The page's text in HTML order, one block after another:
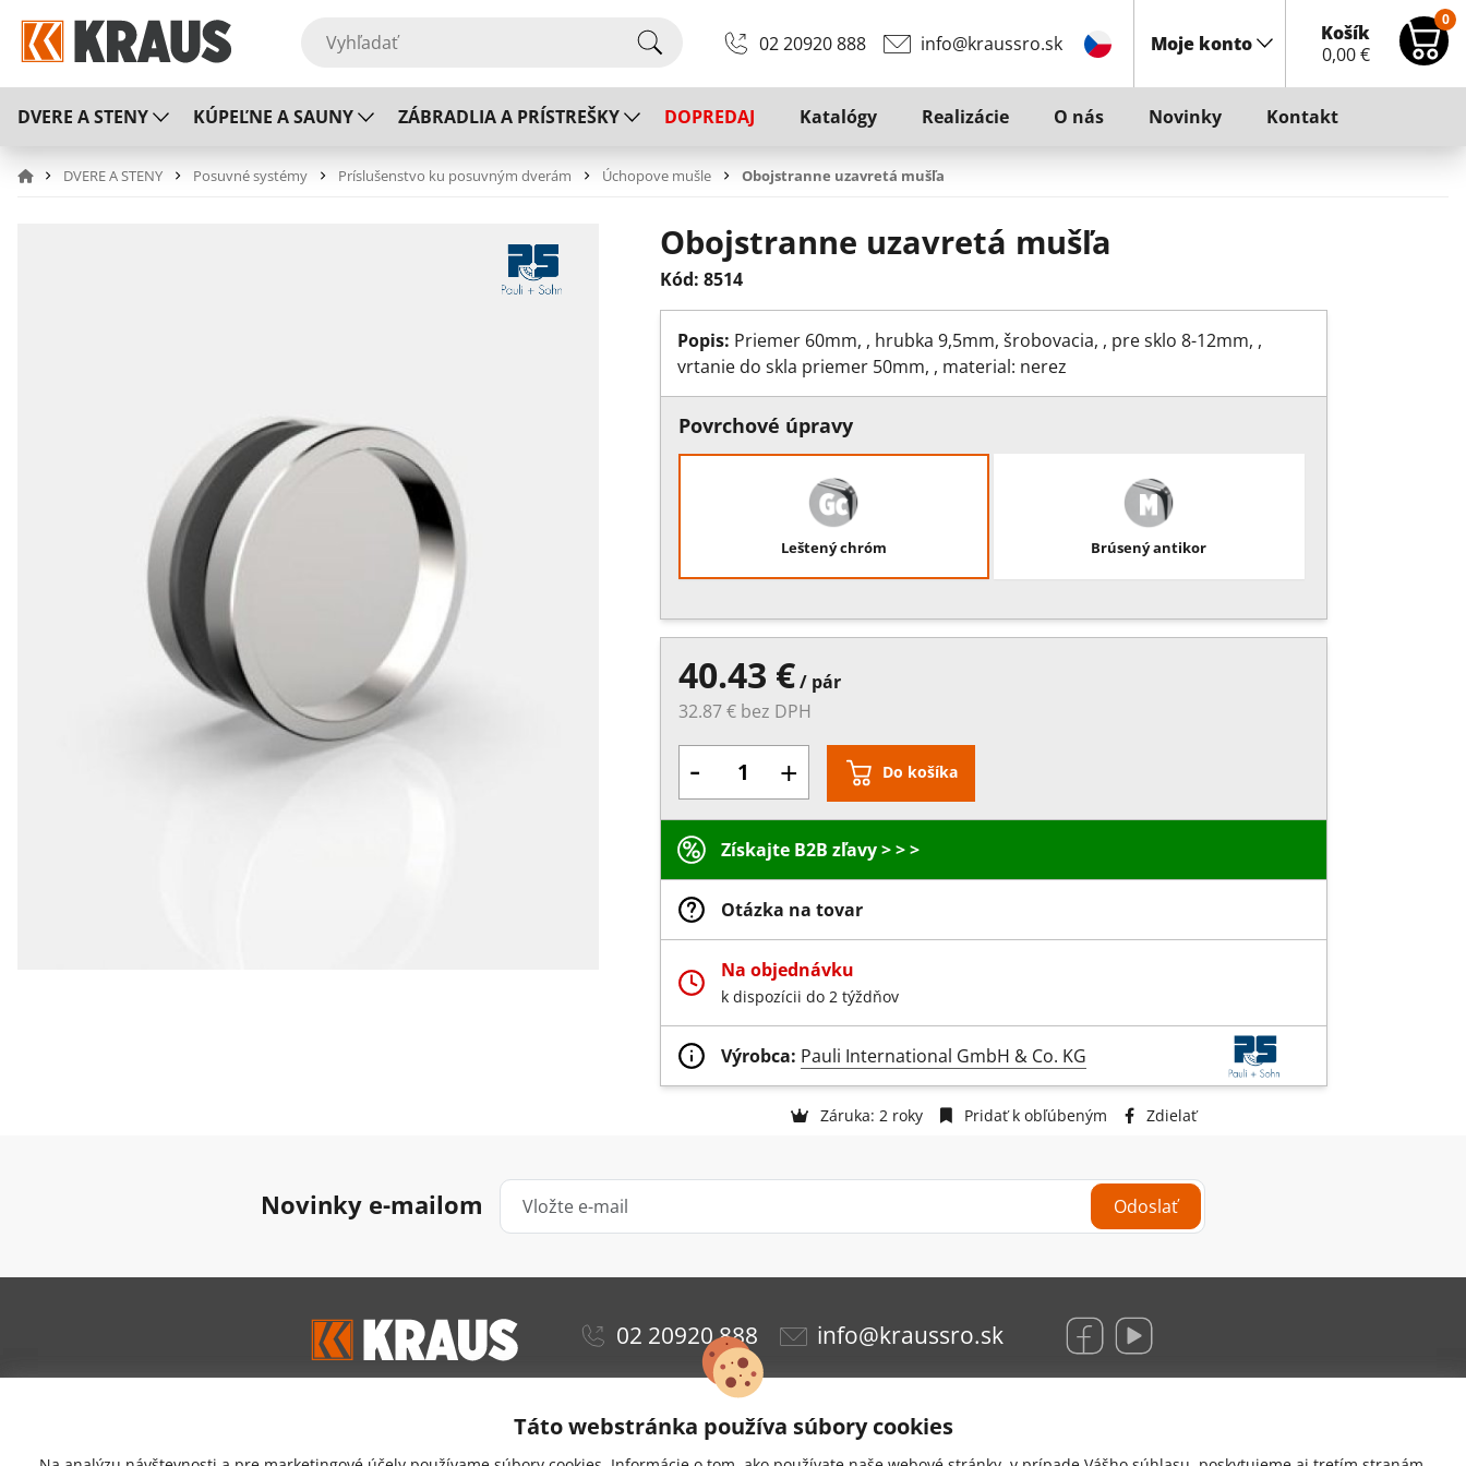
02 20920 888 info@kraussro.sk Moje konto
Košík
0,00€
0
DVERE A STENY KÚPEĽNE A SAUNY ZÁBRADLIA A PRÍSTREŠKY DOPREDAJ Katalógy Realizácie O nás Novinky Kontakt
DVERE A STENY Posuvné systémy Príslušenstvo ku posuvným dverám Úchopove mušle Obojstranne uzavretá mušľa
Obojstranne uzavretá mušľa
Kód: 8514
Popis: Priemer 60mm, , hrubka 9,5mm, šrobovacia, , pre sklo 8-12mm, ,
vrtanie do skla priemer 50mm, , material: nerez
Povrchové úpravy
Leštený chróm Brúsený antikor
40.43 €/ pár
32.87 € bez DPH
- + Do košíka
Získajte B2B zľavy > > >
Otázka na tovar
Na objednávku
k dispozícii do 2 týždňov
Výrobca: Pauli International GmbH & Co. KG
Záruka: 2 roky Pridať k obľúbeným Zdielať
Novinky e-mailom Odoslať
02 20920 888 info@kraussro.sk
Táto webstránka používa súbory cookies